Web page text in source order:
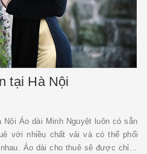
tại Hà Nội
Nội Áo dài Minh Nguyệt luôn có sẵn
với nhiều chất vải và có thể phối
Áo dài cho thuê sẽ được chỉnh